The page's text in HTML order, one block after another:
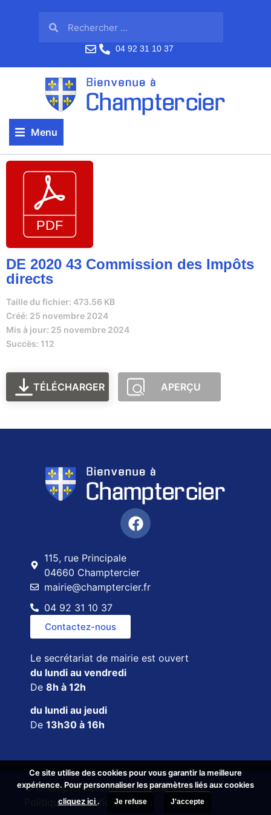
04 92 31 10 37
Menu
DE 2020 43 Commission des Impôts
directs
Taille du fichier: 473.56 KB
Créé: 25 novembre 2024
Mis à jour: 25 novembre 2024
Succès: 112
TÉLÉCHARGER APERÇU
115, rue Principale
04660 Champtercier
mairie@champtercier.fr
04 92 31 10 37
Contactez-nous
Le secrétariat de mairie est ouvert
du lundi au vendredi
De 8h à 12h
du lundi au jeudi
De 13h30 à 16h
© Champtercier 2026Mentions légales
Politique de confidentialité
Ce site utilise des cookies pour vous garantir la meilleure
expérience. Pour personnaliser les paramètres liés aux cookies
cliquez ici . Je refuse J'accepte
Ce site utilise des cookies pour vous garantir la meilleure
expérience. Pour personnaliser les paramètres liés aux cookies
cliquez ici . Je refuse J'accepte